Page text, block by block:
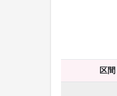
区間